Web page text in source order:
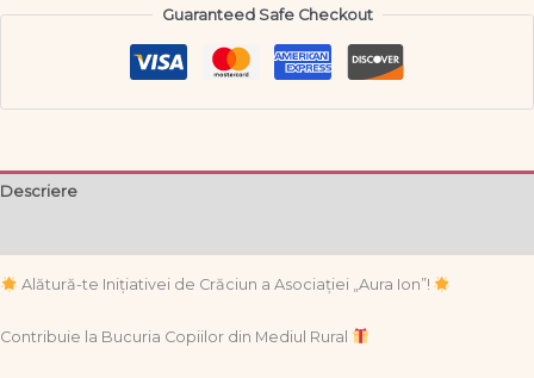
Guaranteed Safe Checkout
Descriere
Alătură-te Inițiativei de Crăciun a Asociației „Aura Ion”!
Contribuie la Bucuria Copiilor din Mediul Rural